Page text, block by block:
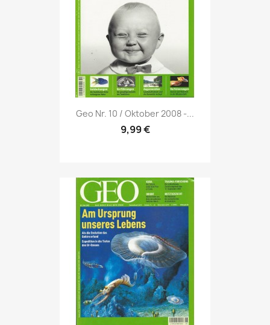
 Vorschau
Geo Nr. 10 / Oktober 2008 -...
9,99 €